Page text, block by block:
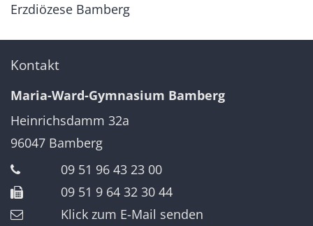
Erzdiözese Bamberg
Kontakt
Maria-Ward-Gymnasium Bamberg
Heinrichsdamm 32a
96047 Bamberg
09 51 96 43 23 00
09 51 9 64 32 30 44
Klick zum E-Mail senden